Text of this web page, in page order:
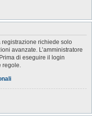
registrazione richiede solo
avanzate. L’amministratore
di eseguire il login